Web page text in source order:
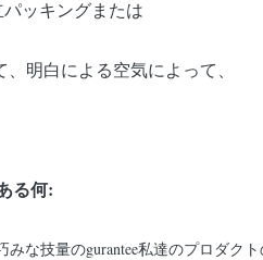
ッキングまたは
明白による空気によって、
る何:
みな技量のgurantee私達のプロダク